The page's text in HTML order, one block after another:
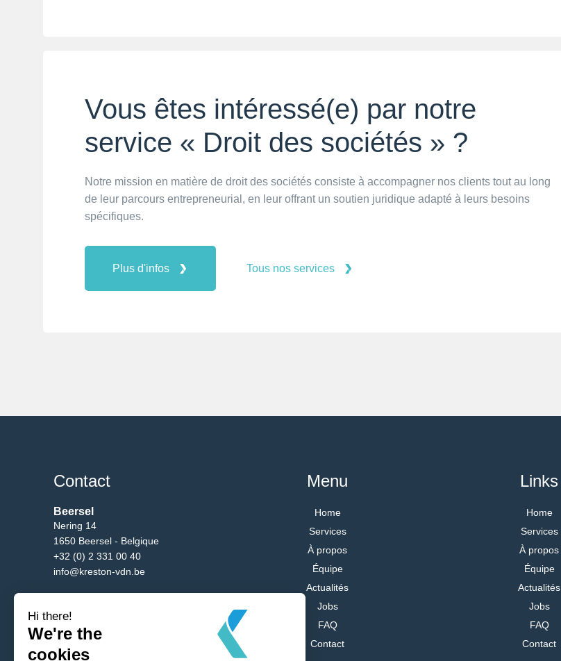
Vous êtes intéressé(e) par notre
service « Droit des sociétés » ?
Notre mission en matière de droit des sociétés consiste à accompagner nos clients tout au long
de leur parcours entrepreneurial, en leur offrant un soutien juridique adapté à leurs besoins
spécifiques.
Plus d'infos Tous nos services
Contact
Beersel
Nering 14
1650 Beersel - Belgique
+32 (0) 2 331 00 40
info@kreston-vdn.be
Av. du Bgm. Etienne Demunter 5/10
1090 Bruxelles - Belgique
Menu
Home
Services
À propos
Équipe
Actualités
Jobs
FAQ
Contact
Links
Home
Services
À propos
Équipe
Actualités
Jobs
FAQ
Contact